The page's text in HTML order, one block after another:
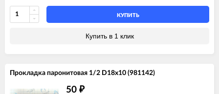
КУПИТЬ
Купить в 1 клик
Прокладка паронитовая 1/2 D18x10 (981142)
50 ₽